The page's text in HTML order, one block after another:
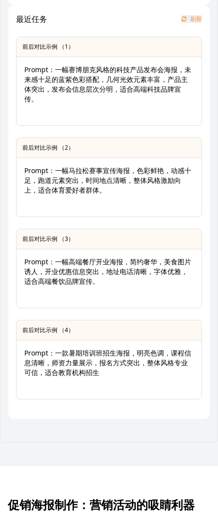
最近任务 刷新
前后对比示例 （1）
Prompt：一幅赛博朋克风格的科技产品发布会海报，未
来感十足的蓝紫色彩搭配，几何光效元素丰富，产品主
体突出，发布会信息层次分明，适合高端科技品牌宣
传。
前后对比示例 （2）
Prompt：一幅马拉松赛事宣传海报，色彩鲜艳，动感十
足，跑道元素突出，时间地点清晰，整体风格激励向
上，适合体育爱好者群体。
前后对比示例 （3）
Prompt：一幅高端餐厅开业海报，简约奢华，美食图片
诱人，开业优惠信息突出，地址电话清晰，字体优雅，
适合高端餐饮品牌宣传。
前后对比示例 （4）
Prompt：一款暑期培训班招生海报，明亮色调，课程信
息清晰，师资力量展示，报名方式突出，整体风格专业
可信，适合教育机构招生
促销海报制作：营销活动的吸睛利器